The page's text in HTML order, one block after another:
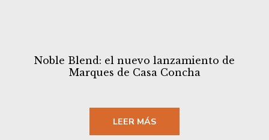
Noble Blend: el nuevo lanzamiento de
Marques de Casa Concha
LEER MÁS